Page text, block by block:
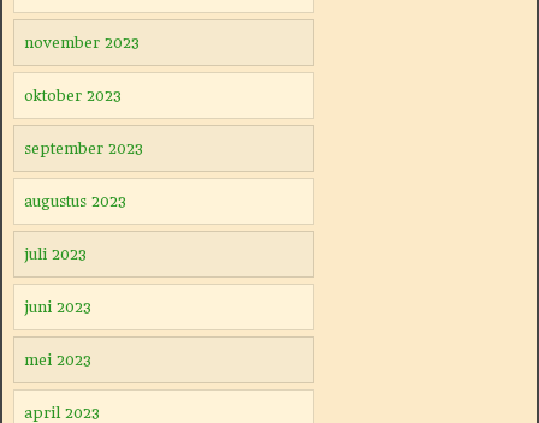
november 2023
oktober 2023
september 2023
augustus 2023
juli 2023
juni 2023
mei 2023
april 2023